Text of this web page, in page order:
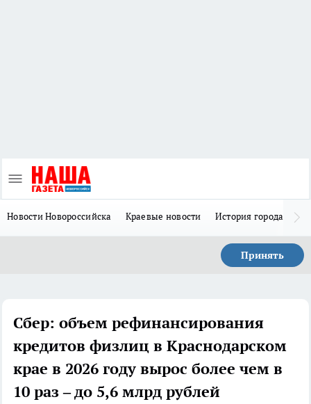
Новости Новороссийска Краевые новости История города Н
Принять
Сбер: объем рефинансирования
кредитов физлиц в Краснодарском
крае в 2026 году вырос более чем в
10 раз – до 5,6 млрд рублей